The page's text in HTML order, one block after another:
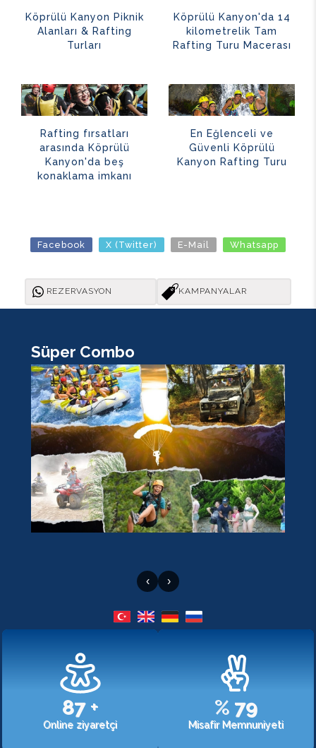
Köprülü Kanyon Piknik
Alanları & Rafting
Turları
Köprülü Kanyon'da 14
kilometrelik Tam
Rafting Turu Macerası
Rafting fırsatları
arasında Köprülü
Kanyon'da beş
konaklama imkanı
En Eğlenceli ve
Güvenli Köprülü
Kanyon Rafting Turu
Facebook X (Twitter) E-Mail Whatsapp
REZERVASYON KAMPANYALAR
Süper Combo
‹ ›
107 +
Online ziyaretçi
% 98
Misafir Memnuniyeti